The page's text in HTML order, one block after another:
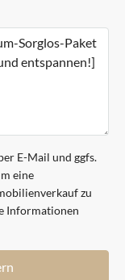
E-Mail und ggfs.
eine
zu
Informationen